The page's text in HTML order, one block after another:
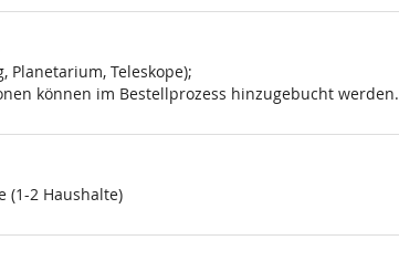
Teleskope);
können im Bestellprozess hinzugebucht werden.
(1-2 Haushalte)